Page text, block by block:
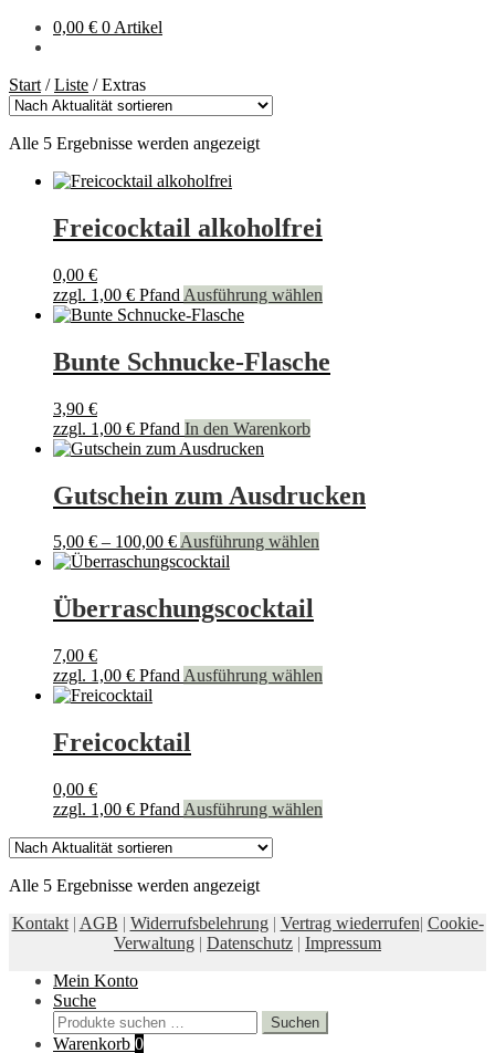
0,00 € 0 Artikel
Start /Liste /Extras
Alle 5 Ergebnisse werden angezeigtNach
Freicocktail alkoholfrei
0,00 €
zzgl. 1,00 € Pfand Ausführung wählen
Bunte Schnucke-Flasche
3,90 €
zzgl. 1,00 € Pfand In den Warenkorb
Gutschein zum Ausdrucken
5,00 € – 100,00 €Ausführung wählen
Optionen
werden
Überraschungscocktail
7,00 €
zzgl. 1,00 € Pfand Ausführung wählen
Freicocktail
0,00 €
zzgl. 1,00 € Pfand Ausführung wählen
Alle 5 Ergebnisse werden angezeigtNach
sortiert
Kontakt| AGB | Widerrufsbelehrung| Vertrag wiederrufen| Cookie-
Verwaltung | Datenschutz | Impressum
Mein Konto
Suche
Suchen
nach:
Suchen
Warenkorb 0